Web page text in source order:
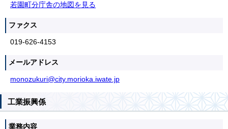
若園町分庁舎の地図を見る
ファクス
019-626-4153
メールアドレス
monozukuri@city.morioka.iwate.jp
工業振興係
業務内容